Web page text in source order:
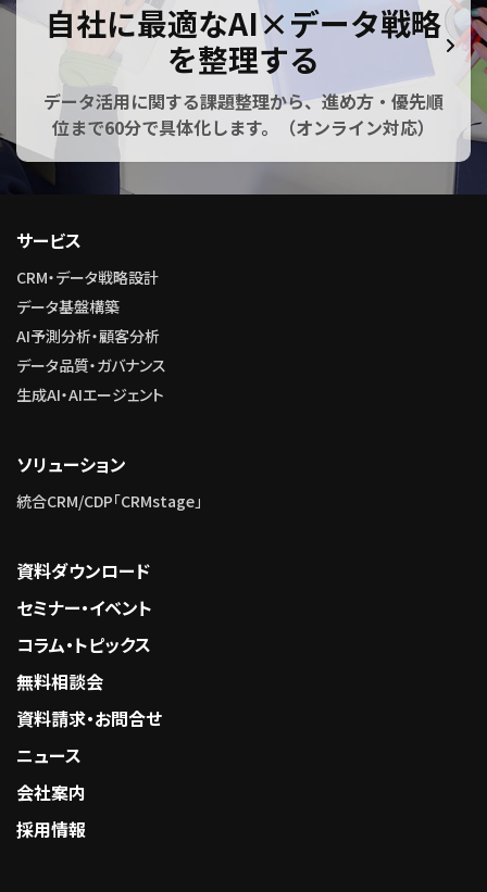
自社に最適なAI×データ戦略
を整理する
データ活用に関する課題整理から、進め方・優先順
位まで60分で具体化します。（オンライン対応）
サービス
CRM・データ戦略設計
データ基盤構築
AI予測分析・顧客分析
データ品質・ガバナンス
生成AI・AIエージェント
ソリューション
統合CRM/CDP「CRMstage」
資料ダウンロード
セミナー・イベント
コラム・トピックス
無料相談会
資料請求・お問合せ
ニュース
会社案内
採用情報